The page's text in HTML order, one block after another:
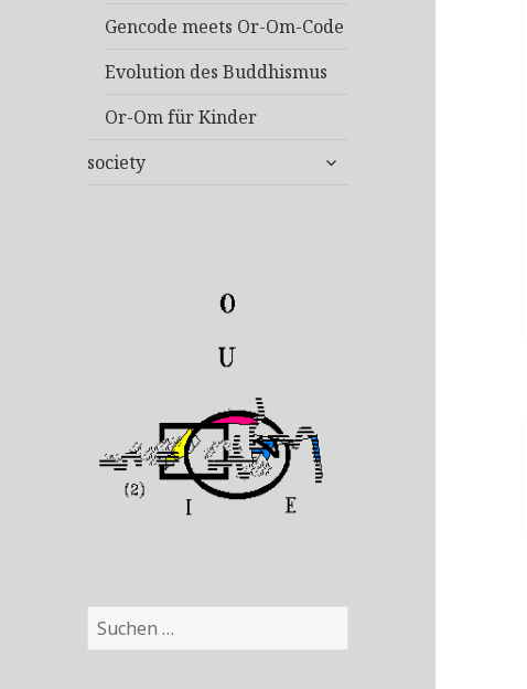
Gencode meets Or-Om-Code
Evolution des Buddhismus
Or-Om für Kinder
society
untermenü
Suchen
nach: